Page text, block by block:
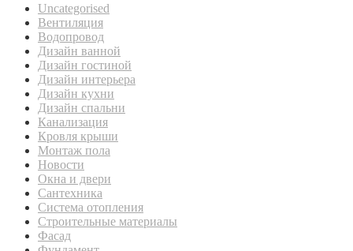
Uncategorised
Вентиляция
Водопровод
Дизайн ванной
Дизайн гостиной
Дизайн интерьера
Дизайн кухни
Дизайн спальни
Канализация
Кровля крыши
Монтаж пола
Новости
Окна и двери
Сантехника
Система отопления
Строительные материалы
Фасад